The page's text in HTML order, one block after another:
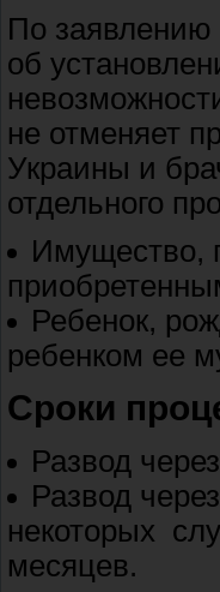
По заявлению
об
не отменяет
Украины и
отдельного
Имущество,
Ребенок,
ребенком ее
Сроки
Развод
Развод
некоторых
месяцев.